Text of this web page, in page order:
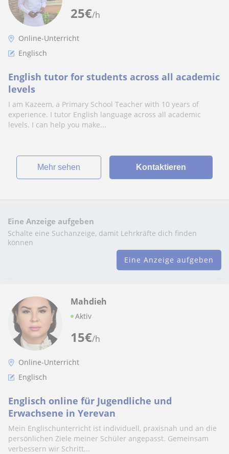
25€/h
Online-Unterricht
Englisch
English tutor for students across all academic
levels
I am Kazeem, a Primary School Teacher with 10 years of
experience. I tutor English language across all academic
levels. I can help you make...
Mehr sehen Kontaktieren
Eine Anzeige aufgeben
Schalte eine Suchanzeige, damit Lehrkräfte dich finden
können
Eine Anzeige aufgeben
15€/h
Mahdieh
Aktiv
Online-Unterricht
Englisch
Englisch online für Jugendliche und
Erwachsene in Yerevan
Mein Englischunterricht ist individuell, praxisnah und an die
persönlichen Ziele meiner Schüler angepasst. Gemeinsam
verbessern wir Schritt...